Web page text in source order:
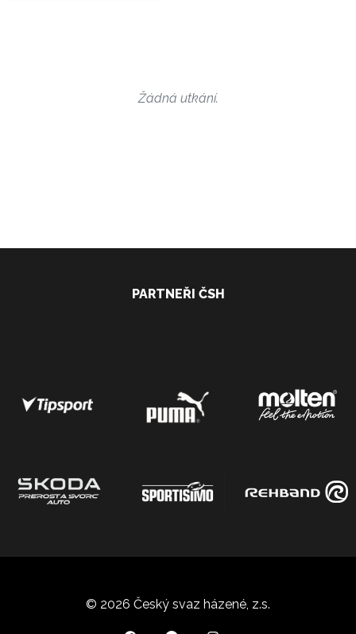
Žádná utkání.
PARTNEŘI ČSH
© 2026 Český svaz házené, z.s.